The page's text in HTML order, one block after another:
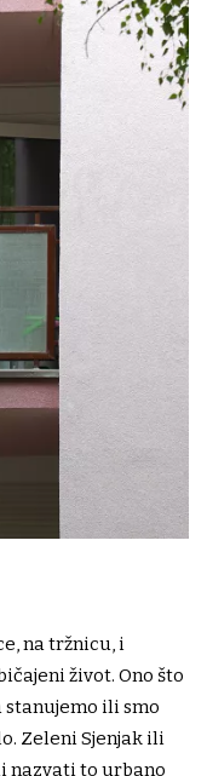
na tržnicu, i
život. Ono što
stanujemo ili smo
Zeleni Sjenjak ili
nazvati to urbano